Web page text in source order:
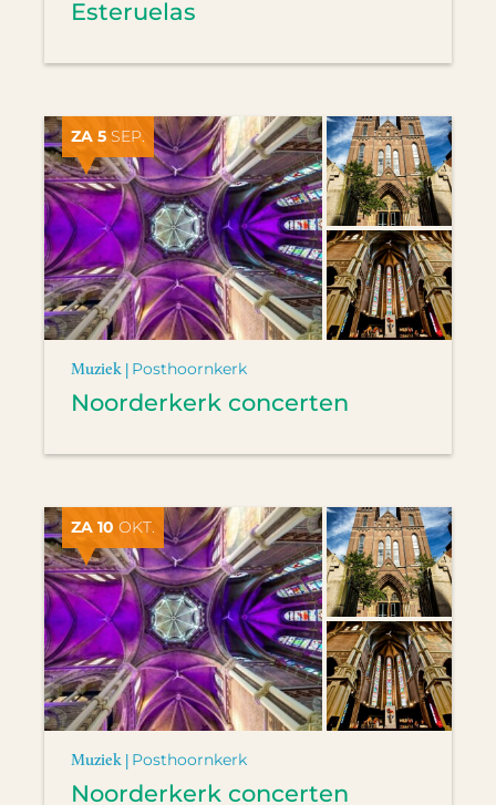
Esteruelas
ZA 5 SEP.
Muziek | Posthoornkerk
Noorderkerk concerten
ZA 10 OKT.
Muziek | Posthoornkerk
Noorderkerk concerten